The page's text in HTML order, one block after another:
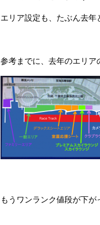
エリア設定も、たぶん去年
参考までに、去年のエリア
もうワンランク値段が下